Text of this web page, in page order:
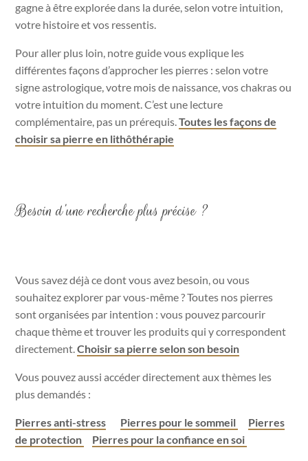
gagne à être explorée dans la durée, selon votre intuition,
votre histoire et vos ressentis.
Pour aller plus loin, notre guide vous explique les
différentes façons d’approcher les pierres : selon votre
signe astrologique, votre mois de naissance, vos chakras ou
votre intuition du moment. C’est une lecture
complémentaire, pas un prérequis.Toutes les façons de
choisir sa pierre en lithôthérapie
Besoin d’une recherche plus précise ?
Vous savez déjà ce dont vous avez besoin, ou vous
souhaitez explorer par vous-même ? Toutes nos pierres
sont organisées par intention : vous pouvez parcourir
chaque thème et trouver les produits qui y correspondent
directement.Choisir sa pierre selon son besoin
Vous pouvez aussi accéder directement aux thèmes les
plus demandés :
Pierres anti-stress Pierres pour le sommeil
Pierres
de protection
Pierres pour la confiance en soi